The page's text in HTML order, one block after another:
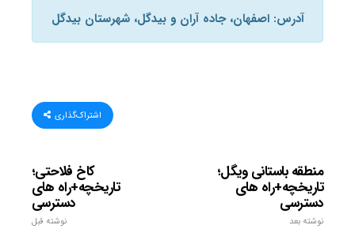
آدرس: اصفهان، جاده آران و بیدگل، شهرستان بیدگل
اشتراک‌گذاری
کاخ فلاحتی؛
تاریخچه+راه های
دسترسی
نوشته قبل
منطقه باستانی ویگل؛
تاریخچه+راه های
دسترسی
نوشته بعد